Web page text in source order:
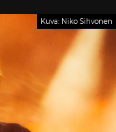
Kuva: Niko Sihvonen